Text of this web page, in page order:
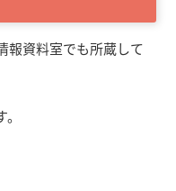
報資料室でも所蔵して